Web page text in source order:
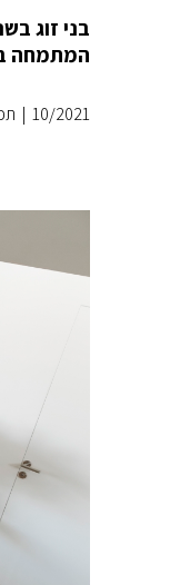
המתמחה
10/2021
|